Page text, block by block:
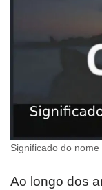
Significado do
Ao longo dos